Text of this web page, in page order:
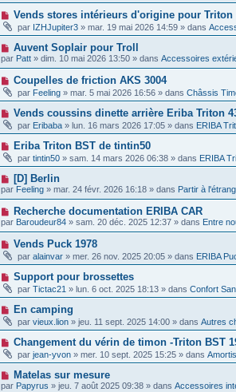
es
g
e
u
m
e
s
a
g
e
v
a
u
m
e
s
s
a
g
e
N
u
e
a
u
m
e
s
s
g
e
Vends stores intérieurs d'origine pour Triton
par IZHJupiter3 » mar. 19 mai 2026 14:59 » dans
N
o
u
e
a
u
m
e
s
s
a
g
e
Auvent Soplair pour Troll
par Patt » dim. 10 mai 2026 13:50 » dans Accessoires
N
u
v
a
u
m
e
s
s
a
g
e
Coupelles de friction AKS 3004
par Feeling » mar. 5 mai 2026 16:56 » dans Châssis
N
u
v
e
a
u
m
e
s
s
a
g
e
Vends coussins dinette arrière Eriba Triton
par Eribaba » lun. 16 mars 2026 17:05 » dans ERIBA
N
u
v
a
u
m
e
s
s
g
e
Eriba Triton BST de tintin50
par tintin50 » sam. 14 mars 2026 06:38 » dans ERIBA
N
o
u
v
e
a
u
m
e
s
s
a
g
e
[D] Berlin
par Feeling » mar. 24 févr. 2026 16:18 » dans Partir à
N
o
u
v
a
u
m
e
s
s
a
g
e
Recherche documentation ERIBA CAR
par Baroudeur84 » sam. 20 déc. 2025 12:37 » dans Entre
N
u
v
e
a
u
m
e
s
s
a
g
e
Vends Puck 1978
par alainvar » mer. 26 nov. 2025 20:05 » dans ERIBA
N
u
v
e
a
u
m
e
s
s
a
g
Support pour brossettes
par Tictac21 » lun. 6 oct. 2025 18:13 » dans Confort
N
u
e
a
u
m
e
En camping
par vieux.lion » jeu. 11 sept. 2025 14:00 » dans Autres
N
u
v
e
a
Changement du vérin de timon -Triton BST
par jean-yvon » mer. 10 sept. 2025 15:25 » dans
N
o
Matelas sur mesure
par Papyrus » jeu. 7 août 2025 09:38 » dans Accessoires